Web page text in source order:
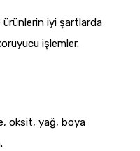
iyi şartlarda
işlemler.
oksit, yağ, boya